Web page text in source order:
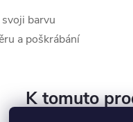
svoji barvu
a poškrábání
K tomuto